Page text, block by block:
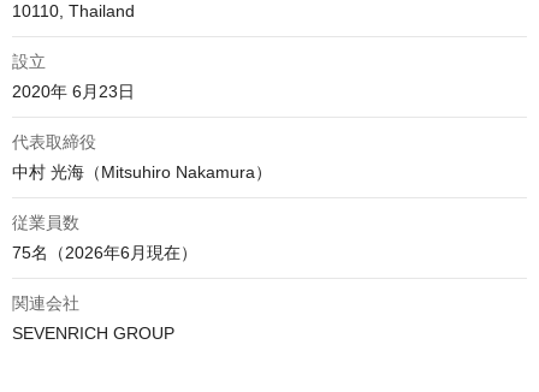
10110, Thailand
設立
2020年 6月23日
代表取締役
中村 光海（Mitsuhiro Nakamura）
従業員数
75名（2026年6月現在）
関連会社
SEVENRICH GROUP